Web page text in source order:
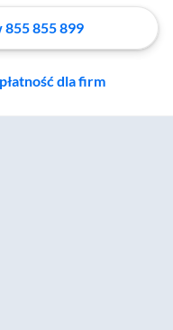
855 855 899
dla firm